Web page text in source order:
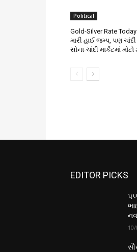
Political
Gold-Silver Rate
મારી હાઈ જમ્પ, પણ
સોના-ચાંદી માર્કેટમાં મોટો
EDITOR PICKS